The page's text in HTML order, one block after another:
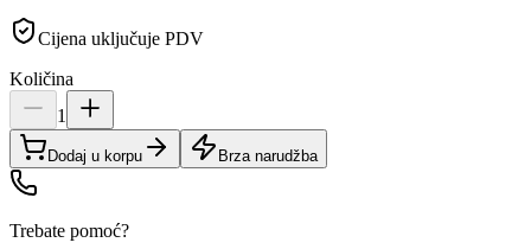
Cijena uključuje PDV
Količina
1
Dodaj u korpu Brza narudžba
Trebate pomoć?